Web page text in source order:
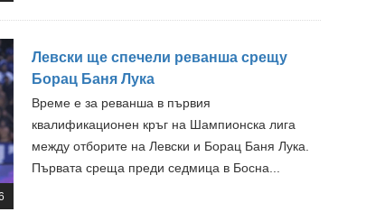
Левски ще спечели реванша срещу
Борац Баня Лука
Време е за реванша в първия
квалификационен кръг на Шампионска лига
между отборите на Левски и Борац Баня Лука.
Първата среща преди седмица в Босна...